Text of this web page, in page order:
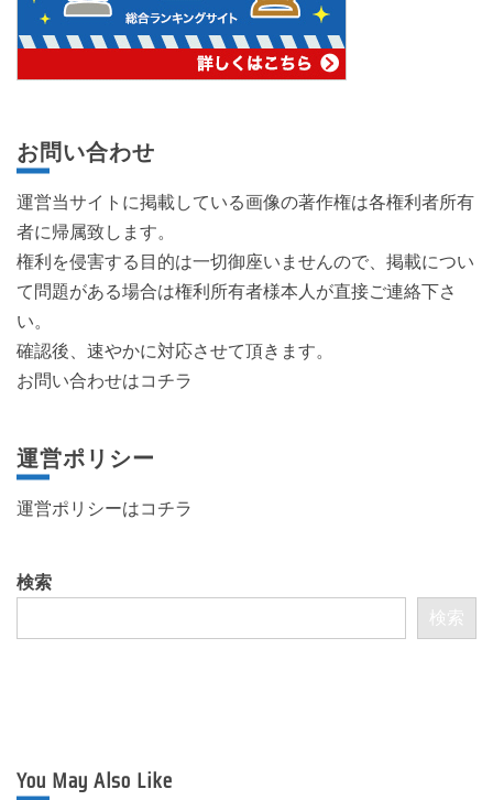
お問い合わせ
運営当サイトに掲載している画像の著作権は各権利者所有
者に帰属致します。
権利を侵害する目的は一切御座いませんので、掲載につい
て問題がある場合は権利所有者様本人が直接ご連絡下さ
い。
確認後、速やかに対応させて頂きます。
お問い合わせはコチラ
運営ポリシー
運営ポリシーはコチラ
検索
検索
You May Also Like